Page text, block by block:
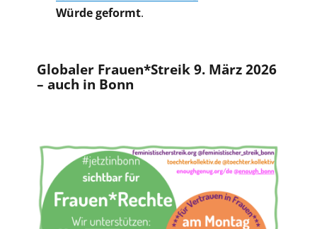
Würde geformt.
Globaler Frauen*Streik 9. März 2026
– auch in Bonn